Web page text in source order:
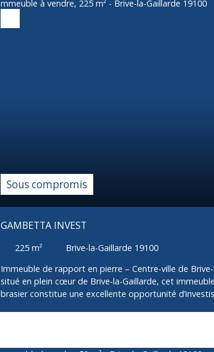
terrasse d’environ 45 m² sans vis-à-vis,3 chambres
privative et rangements,Salle d’eau indépendante
studios aménagés, avec possibilité d’évolution en
d’optimiser les revenus locatifs. Annexes : Jardin
associées au T5💰 Idéal investisseurs Immeuble
Sous compromis
GAMBETTA INVEST
225 m²
Brive-la-Gaillarde 19100
Immeuble de rapport en pierre – Centre-ville de
situé en plein cœur de Brive-la-Gaillarde, cet
brasier constitue une excellente opportunité